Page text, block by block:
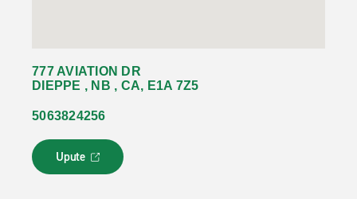
777 AVIATION DR
DIEPPE , NB , CA, E1A 7Z5
5063824256
Upute
L
i